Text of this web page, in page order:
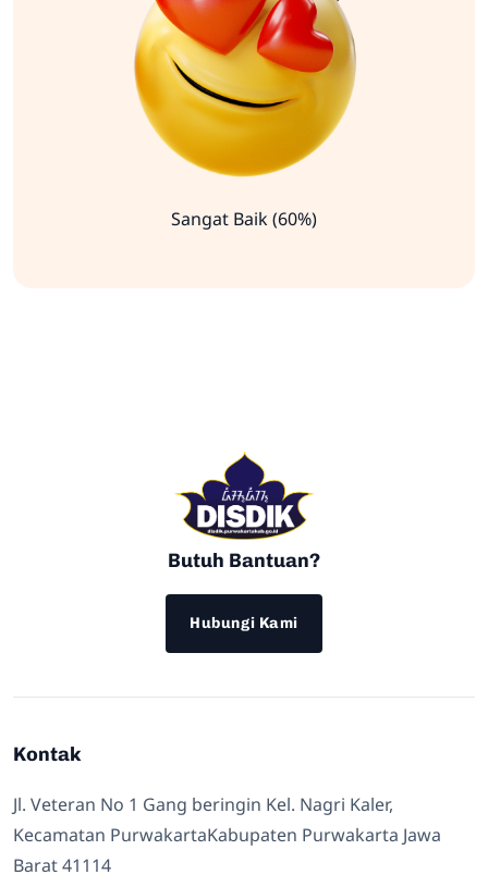
Sangat Baik (60%)
Butuh Bantuan?
Hubungi Kami
Kontak
Jl. Veteran No 1 Gang beringin Kel. Nagri Kaler,
Kecamatan PurwakartaKabupaten Purwakarta Jawa
Barat 41114